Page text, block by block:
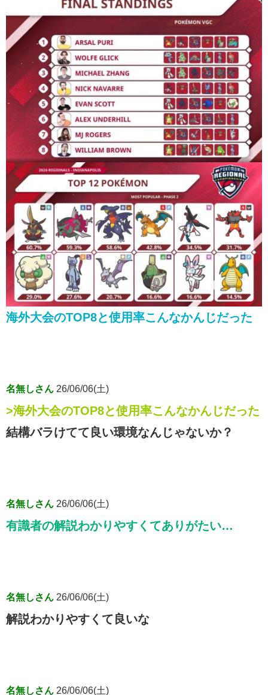
海外大会のTOP8と使用率こんなかんじだった
名無しさん 26/06/06(土)
>海外大会のTOP8と使用率こんなかんじだった
結構バラけてて良い環境なんじゃないか？
名無しさん 26/06/06(土)
有識者の解説わかりやすくてありがたい…
名無しさん 26/06/06(土)
解説わかりやすくて良いな
名無しさん 26/06/06(土)